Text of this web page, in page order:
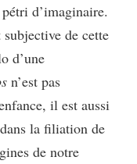
d’imaginaire.
de cette
d’une
n’est pas
il est aussi
la filiation de
de notre